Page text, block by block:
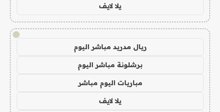
يلا لايف
!
ريال مدريد مباشر اليوم
برشلونة مباشر اليوم
مباريات اليوم مباشر
يلا لايف